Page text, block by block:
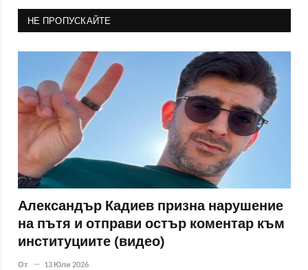
НЕ ПРОПУСКАЙТЕ
Александър Кадиев призна нарушение
на пътя и отправи остър коментар към
институциите (видео)
От 13 Юли 2026